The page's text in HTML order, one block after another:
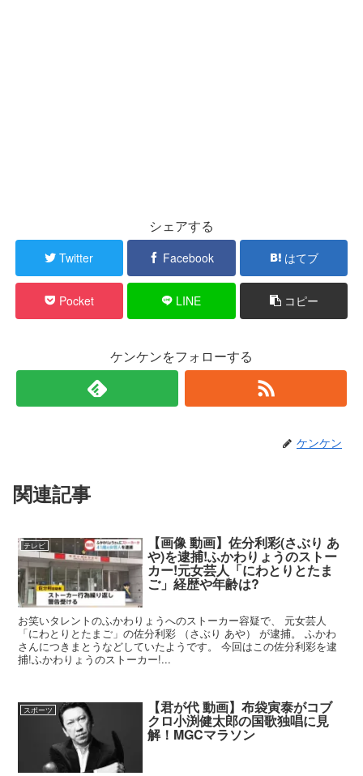
シェアする
Twitter Facebook はてブ
Pocket LINE コピー
ケンケンをフォローする
ケンケン
関連記事
テレビ 【画像 動画】佐分利彩(さぶり あ
や)を逮捕!ふかわりょうのストー
カー!元女芸人「にわとりとたま
ご」経歴や年齢は?
お笑いタレントのふかわりょうへのストーカー容疑で、 元女芸人
「にわとりとたまご」の佐分利彩 （さぶり あや） が逮捕。 ふかわ
さんにつきまとうなどしていたようです。 今回はこの佐分利彩を逮
捕!ふかわりょうのストーカー!...
スポーツ 【君が代 動画】布袋寅泰がコブ
クロ小渕健太郎の国歌独唱に見
解！MGCマラソン